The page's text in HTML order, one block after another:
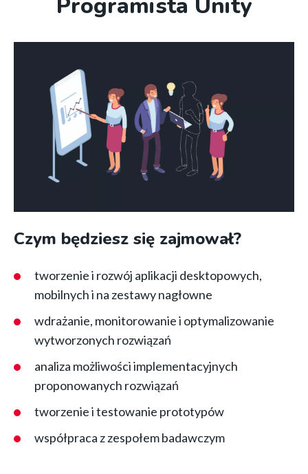
Czym będziesz się zajmował?
tworzenie i rozwój aplikacji desktopowych,
mobilnych i na zestawy nagłowne
wdrażanie, monitorowanie i optymalizowanie
wytworzonych rozwiązań
analiza możliwości implementacyjnych
proponowanych rozwiązań
tworzenie i testowanie prototypów
współpraca z zespołem badawczym